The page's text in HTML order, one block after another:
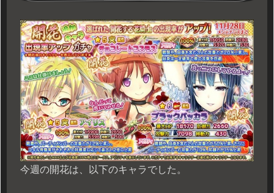
今週の開花は、以下のキャラでした。